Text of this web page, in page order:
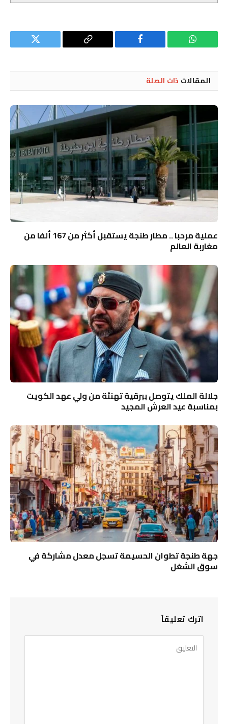
واتساب فيسبوك
Copy
تويتر
المقالات ذات الصلة
عملية مرحبا .. مطار طنجة يستقبل أكثر من 167 ألفا من
مغاربة العالم
جلالة الملك يتوصل ببرقية تهنئة من ولي عهد الكويت
بمناسبة عيد العرش المجيد
جهة طنجة تطوان الحسيمة تسجل معدل مشاركة في
سوق الشغل
اترك تعليقاً